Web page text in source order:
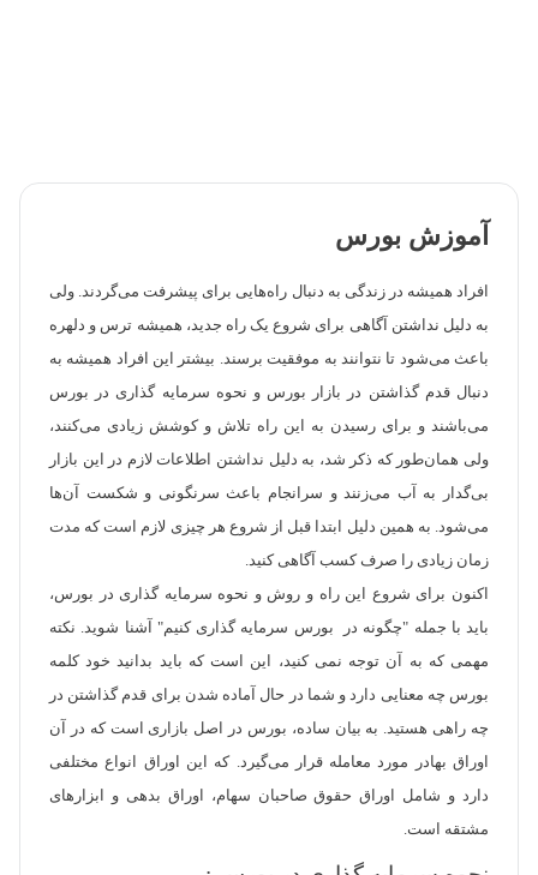
آموزش بورس
افراد همیشه در زندگی به دنبال راه‌هایی برای پیشرفت می‌گردند. ولی
به دلیل نداشتن آگاهی برای شروع یک راه جدید، همیشه ترس و دلهره
باعث می‌شود تا نتوانند به موفقیت برسند. بیشتر این افراد همیشه به
دنبال قدم گذاشتن در بازار بورس و نحوه سرمایه گذاری در بورس
می‌باشند و برای رسیدن به این راه تلاش و کوشش زیادی می‌کنند،
ولی همان‌طور که ذکر شد، به دلیل نداشتن اطلاعات لازم در این بازار
بی‌گدار به آب می‌زنند و سرانجام باعث سرنگونی و شکست آن‌ها
می‌شود. به همین دلیل ابتدا قبل از شروع هر چیزی لازم است که مدت
زمان زیادی را صرف کسب آگاهی کنید.
اکنون برای شروع این راه و روش و نحوه سرمایه گذاری در بورس،
باید با جمله "چگونه در بورس سرمایه گذاری کنیم" آشنا شوید. نکته
مهمی که به آن توجه نمی کنید، این است که باید بدانید خود کلمه
بورس چه معنایی دارد و شما در حال آماده شدن برای قدم گذاشتن در
چه راهی هستید. به بیان ساده، بورس در اصل بازاری است که در آن
اوراق بهادر مورد معامله قرار می‌گیرد. که این اوراق انواع مختلفی
دارد و شامل اوراق حقوق صاحبان سهام، اوراق بدهی و ابزارهای
مشتقه است.